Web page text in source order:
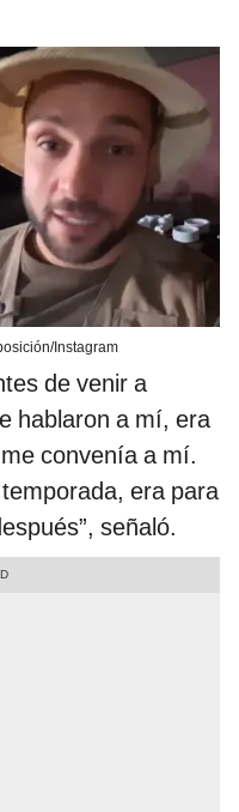
Instagram
de venir a
hablaron a mí, era
convenía a mí.
era para
señaló.